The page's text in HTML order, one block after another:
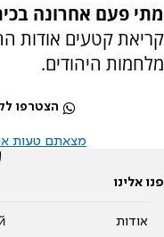
מתי פעם אחרונה
קריאת קטעים אודות
מלחמות היהודים.
הצטרפו
מצאתם טעות או
פנו אלינו
אודות